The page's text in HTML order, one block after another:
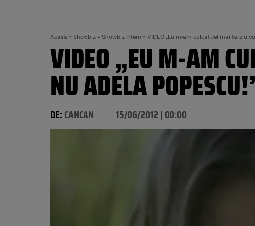
Acasă » Showbiz » Showbiz intern » VIDEO „Eu m-am culcat cel mai tarziu
VIDEO „EU M-AM
NU ADELA
DE:CANCAN 15/06/2012 | 00:00